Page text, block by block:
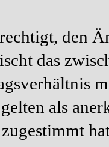
den
das
als